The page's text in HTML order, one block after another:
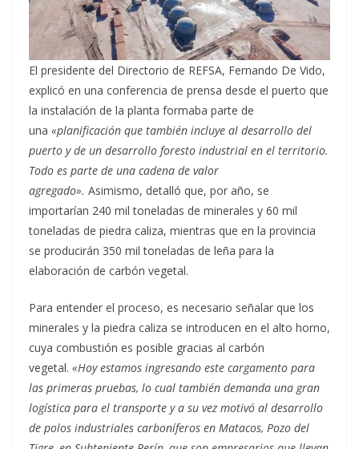
El presidente del Directorio de REFSA, Fernando De Vido,
explicó en una conferencia de prensa desde el puerto que
la instalación de la planta formaba parte de
una «planificación que también incluye al desarrollo del
puerto y de un desarrollo foresto industrial en el territorio.
Todo es parte de una cadena de valor
agregado». Asimismo, detalló que, por año, se
importarían 240 mil toneladas de minerales y 60 mil
toneladas de piedra caliza, mientras que en la provincia
se producirán 350 mil toneladas de leña para la
elaboración de carbón vegetal.
Para entender el proceso, es necesario señalar que los
minerales y la piedra caliza se introducen en el alto horno,
cuya combustión es posible gracias al carbón
vegetal. «Hoy estamos ingresando este cargamento para
las primeras pruebas, lo cual también demanda una gran
logística para el transporte y a su vez motivó al desarrollo
de polos industriales carboníferos en Matacos, Pozo del